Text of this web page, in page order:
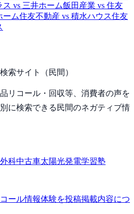
ス vs 三井ホーム飯田産業 vs 住友
ーム住友不動産 vs 積水ハウス住友
索サイト（民間）
リコール・回収等、消費者の声を
に検索できる民間のネガティブ情
科中古車太陽光発電学習塾
ール情報体験を投稿掲載内容につ